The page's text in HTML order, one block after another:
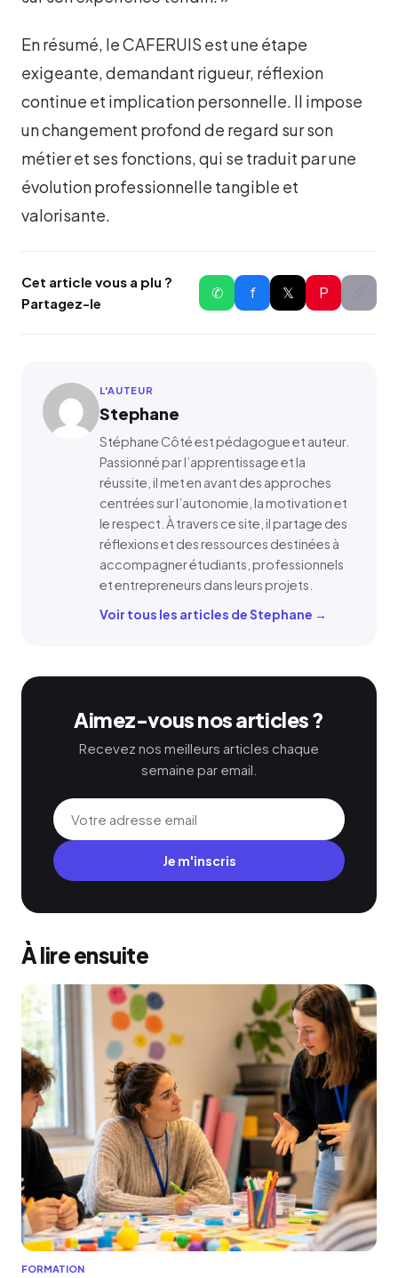
En résumé, le CAFERUIS est une étape
exigeante, demandant rigueur, réflexion
continue et implication personnelle. Il impose
un changement profond de regard sur son
métier et ses fonctions, qui se traduit par une
évolution professionnelle tangible et
valorisante.
Cet article vous a plu ?
Partagez-le
✆ f 𝕏 P
L'AUTEUR
Stephane
Stéphane Côté est pédagogue et auteur.
Passionné par l’apprentissage et la
réussite, il met en avant des approches
centrées sur l’autonomie, la motivation et
le respect. À travers ce site, il partage des
réflexions et des ressources destinées à
accompagner étudiants, professionnels
et entrepreneurs dans leurs projets.
Voir tous les articles de Stephane →
Aimez-vous nos articles ?
Recevez nos meilleurs articles chaque
semaine par email.
Je m'inscris
À lire ensuite
FORMATION